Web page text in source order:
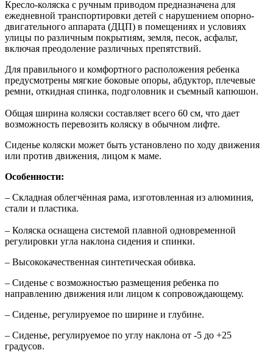
Кресло-коляска с ручным приводом предназначена для
ежедневной транспортировки детей с нарушением опорно-
двигательного аппарата (ДЦП) в помещениях и условиях
улицы по различным покрытиям, земля, песок, асфальт,
включая преодоление различных препятствий.
Для правильного и комфортного расположения ребенка
предусмотрены мягкие боковые опоры, абдуктор, плечевые
ремни, откидная спинка, подголовник и съемный капюшон.
Общая ширина коляски составляет всего 60 см, что дает
возможность перевозить коляску в обычном лифте.
Сиденье коляски может быть установлено по ходу движения
или против движения, лицом к маме.
Особенности:
– Складная облегчённая рама, изготовленная из алюминия,
стали и пластика.
– Коляска оснащена системой плавной одновременной
регулировки угла наклона сидения и спинки.
– Высококачественная синтетическая обивка.
– Сиденье с возможностью размещения ребенка по
направлению движения или лицом к сопровождающему.
– Сиденье, регулируемое по ширине и глубине.
– Сиденье, регулируемое по углу наклона от -5 до +25
градусов.